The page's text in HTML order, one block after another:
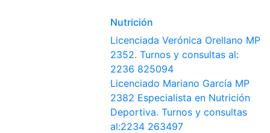
Nutrición
Licenciada Verónica Orellano MP
2352. Turnos y consultas al:
2236 825094
Licenciado Mariano García MP
2382 Especialista en Nutrición
Deportiva. Turnos y consultas
al:2234 263497